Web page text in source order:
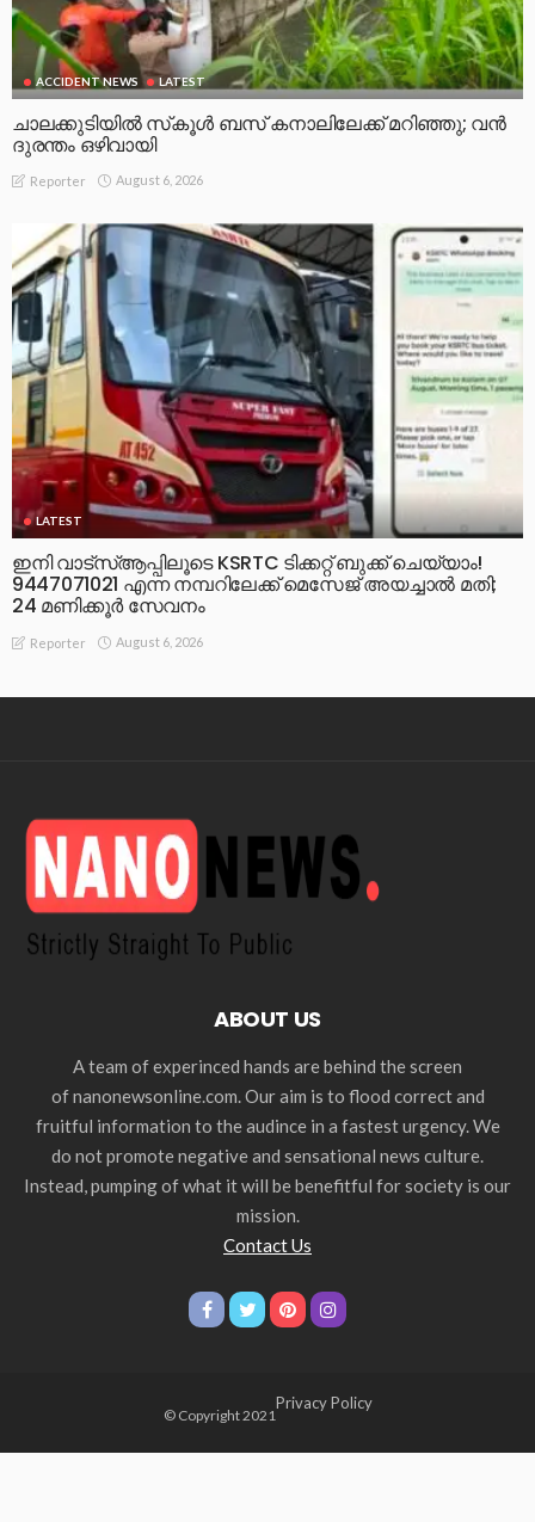
ACCIDENT NEWS LATEST
ചാലക്കുടിയിൽ സ്‌കൂൾ ബസ് കനാലിലേക്ക് മറിഞ്ഞു; വൻ
ദുരന്തം ഒഴിവായി
Reporter August 6, 2026
LATEST
ഇനി വാട്‌സ്ആപ്പിലൂടെ KSRTC ടിക്കറ്റ് ബുക്ക് ചെയ്യാം!
9447071021 എന്ന നമ്പറിലേക്ക് മെസേജ് അയച്ചാൽ മതി;
24 മണിക്കൂർ സേവനം
Reporter August 6, 2026
ABOUT US
A team of experinced hands are behind the screen
of nanonewsonline.com. Our aim is to flood correct and
fruitful information to the audince in a fastest urgency. We
do not promote negative and sensational news culture.
Instead, pumping of what it will be benefitful for society is our
mission.
Contact Us
© Copyright 2021
Privacy Policy